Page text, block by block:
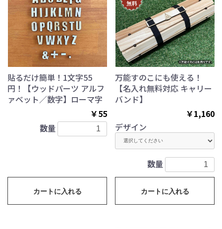
貼るだけ簡単！1文字55
円！【ウッドパーツ アルフ
ァベット／数字】ローマ字
￥55
数量
カートに入れる
万能すのこにも使える！
【名入れ無料対応 キャリー
バンド】
￥1,160
デザイン
数量
カートに入れる